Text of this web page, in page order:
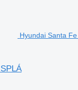
Hyundai Santa